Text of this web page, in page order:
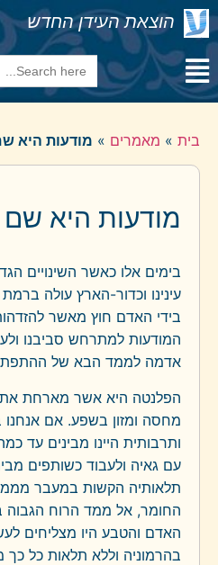
הוצאת העידן החדש
Search
for:
Search Button
בית » מאמרים » מודעות היא
מודעות היא
בימים אלו כאשר השינויים
עינינו וכדור-הארץ עולה
בידי האדם חוץ מאשר
המודעות למתרחש סביבנו
אדמה לממד הבא של
הפלנטה היא אשר מארחת את
מחסה ומזון בשפע. אם
ותרבותית היינו מבינים עד
עם גאיה ולעבוד כשותפים
תלאותיה הקשות במעבר
החומר, אל ממד הרוח הגבוה
האדם והטבע היו מצליחים
בהרמוניה וללא תלאות כל כך